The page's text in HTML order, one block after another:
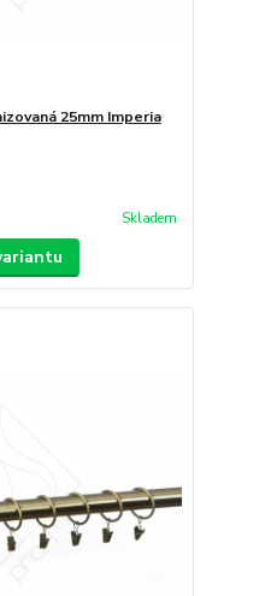
25mm Imperia
Skladem